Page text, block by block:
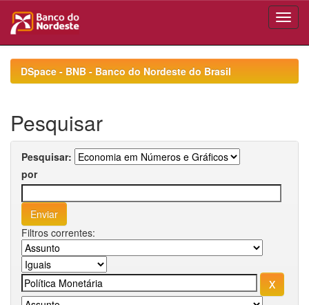
navigationDSpace - BNB - Banco do Nordeste do Brasil
Pesquisar
Pesquisar:
por
Filtros correntes: